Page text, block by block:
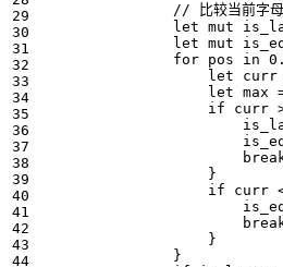
let mut
let mut
for pos in 0
let
curr
let max
if
curr
}
if
curr
}
}